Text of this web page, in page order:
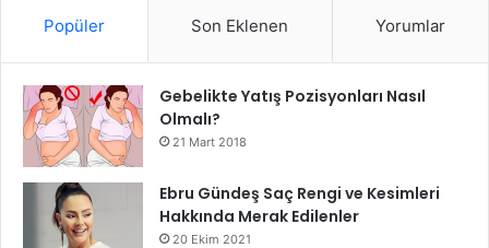
Popüler Son Eklenen Yorumlar
Gebelikte Yatış Pozisyonları Nasıl
Olmalı?
21 Mart 2018
Ebru Gündeş Saç Rengi ve Kesimleri
Hakkında Merak Edilenler
20 Ekim 2021